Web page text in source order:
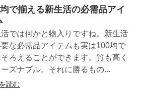
で揃える新生活の必需品アイ
では何かと物入りですね。新生活
な必需品アイテムも実は100均で
ろえることができます。質も高く
ズナブル。それに勝るもの...
読む